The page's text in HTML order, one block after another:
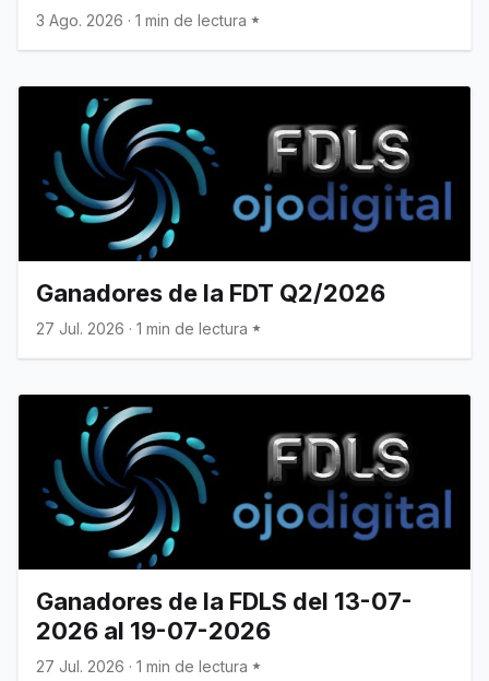
3 Ago. 2026 · 1 min de lectura
Ganadores de la FDT Q2/2026
27 Jul. 2026 · 1 min de lectura
Ganadores de la FDLS del 13-07-
2026 al 19-07-2026
27 Jul. 2026 · 1 min de lectura